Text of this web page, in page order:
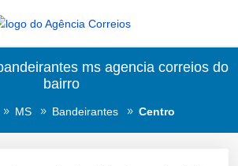
ms agencia correios do
bairro
MS Bandeirantes Centro